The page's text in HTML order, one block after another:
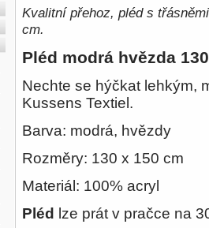
Kvalitní přehoz, pléd s
cm.
Pléd modrá hvězda
Nechte se hýčkat lehkým,
Kussens Textiel.
Barva: modrá, hvězdy
Rozměry: 130 x 150 cm
Materiál: 100% acryl
Pléd
lze prát v pračce na